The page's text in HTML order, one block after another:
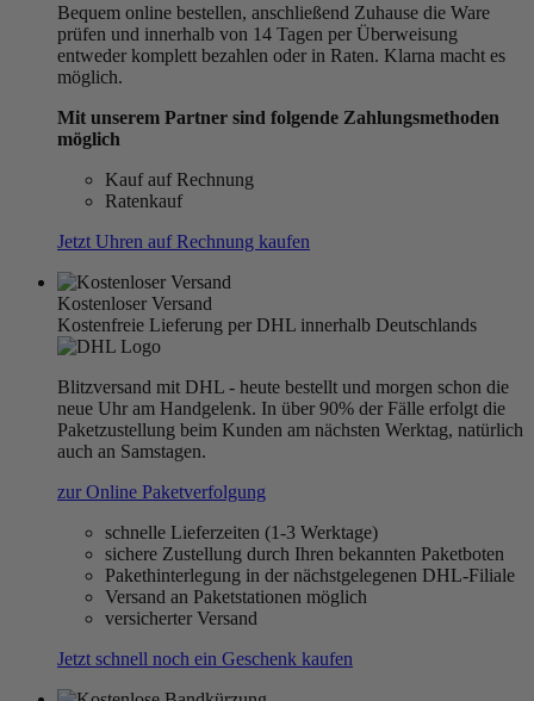
Bequem online bestellen, anschließend Zuhause die Ware
prüfen und innerhalb von 14 Tagen per Überweisung
entweder komplett bezahlen oder in Raten. Klarna macht es
möglich.
Mit unserem Partner sind folgende Zahlungsmethoden
möglich
Kauf auf Rechnung
Ratenkauf
Jetzt Uhren auf Rechnung kaufen
Kostenloser Versand
Kostenfreie Lieferung per DHL innerhalb Deutschlands
Blitzversand mit DHL - heute bestellt und morgen schon die
neue Uhr am Handgelenk. In über 90% der Fälle erfolgt die
Paketzustellung beim Kunden am nächsten Werktag, natürlich
auch an Samstagen.
zur Online Paketverfolgung
schnelle Lieferzeiten (1-3 Werktage)
sichere Zustellung durch Ihren bekannten Paketboten
Pakethinterlegung in der nächstgelegenen DHL-Filiale
Versand an Paketstationen möglich
versicherter Versand
Jetzt schnell noch ein Geschenk kaufen